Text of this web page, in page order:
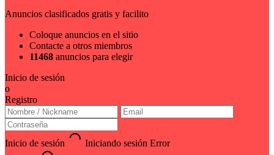
Anuncios clasificados gratis y facilito
Coloque anuncios en el sitio
Contacte a otros miembros
11468 anuncios para elegir
Inicio de sesión
o
Registro
Inicio de sesión Iniciando sesión Error